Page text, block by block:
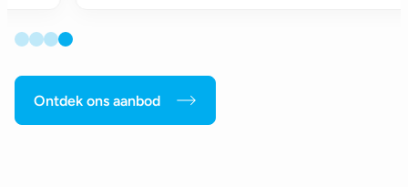
Ontdek ons aanbod